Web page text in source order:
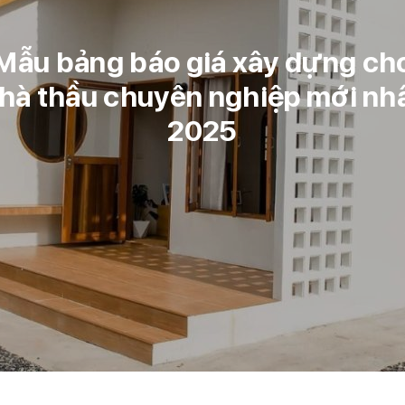
bảng báo giá xây dựng
thầu chuyên nghiệp mới
2025